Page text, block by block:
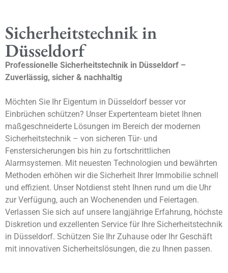
Sicherheitstechnik in
Düsseldorf
Professionelle Sicherheitstechnik in Düsseldorf –
Zuverlässig, sicher & nachhaltig
Möchten Sie Ihr Eigentum in Düsseldorf besser vor
Einbrüchen schützen? Unser Expertenteam bietet Ihnen
maßgeschneiderte Lösungen im Bereich der modernen
Sicherheitstechnik – von sicheren Tür- und
Fenstersicherungen bis hin zu fortschrittlichen
Alarmsystemen. Mit neuesten Technologien und bewährten
Methoden erhöhen wir die Sicherheit Ihrer Immobilie schnell
und effizient. Unser Notdienst steht Ihnen rund um die Uhr
zur Verfügung, auch an Wochenenden und Feiertagen.
Verlassen Sie sich auf unsere langjährige Erfahrung, höchste
Diskretion und exzellenten Service für Ihre Sicherheitstechnik
in Düsseldorf. Schützen Sie Ihr Zuhause oder Ihr Geschäft
mit innovativen Sicherheitslösungen, die zu Ihnen passen.